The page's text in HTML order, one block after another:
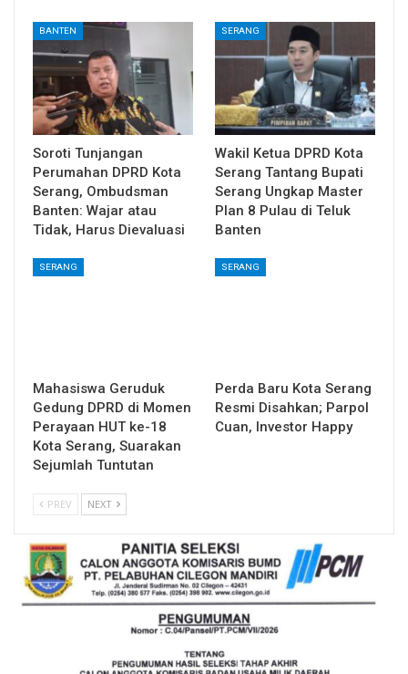
BANTEN
Soroti Tunjangan
Perumahan DPRD Kota
Serang, Ombudsman
Banten: Wajar atau
Tidak, Harus Dievaluasi
SERANG
Wakil Ketua DPRD Kota
Serang Tantang Bupati
Serang Ungkap Master
Plan 8 Pulau di Teluk
Banten
SERANG
Mahasiswa Geruduk
Gedung DPRD di Momen
Perayaan HUT ke-18
Kota Serang, Suarakan
Sejumlah Tuntutan
SERANG
Perda Baru Kota Serang
Resmi Disahkan; Parpol
Cuan, Investor Happy
PREV NEXT